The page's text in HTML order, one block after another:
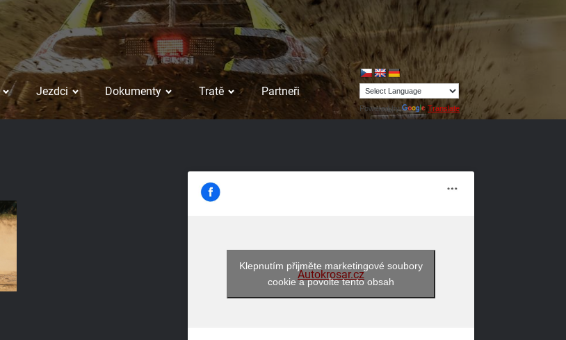
Jezdci Dokumenty Tratě Partneři
Powered by Translate
Autokrosar.cz
Klepnutím přijměte marketingové soubory
cookie a povolte tento obsah